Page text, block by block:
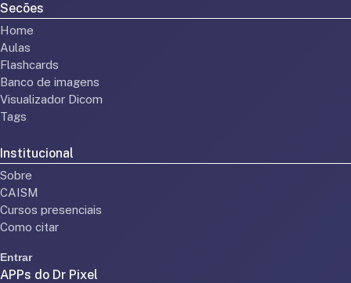
Secões
Home
Aulas
Flashcards
Banco de imagens
Visualizador Dicom
Tags
Institucional
Sobre
CAISM
Cursos presenciais
Como citar
Entrar
APPs do Dr Pixel